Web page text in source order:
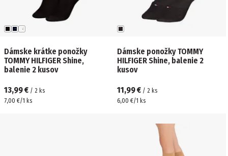
Dámske krátke ponožky
TOMMY HILFIGER Shine,
balenie 2 kusov
13,99 € / 2 ks
7,00 €/1 ks
Dámske ponožky TOMMY
HILFIGER Shine, balenie 2
kusov
11,99 € / 2 ks
6,00 €/1 ks